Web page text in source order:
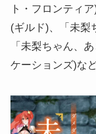
ト・フロンティ
(ギルド)、「未梨
「未梨ちゃん、
ケーションズ)な